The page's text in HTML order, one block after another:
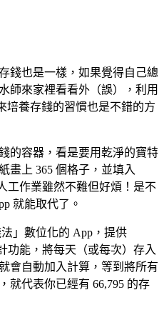
錢也是一樣，如果覺得自己總
師來家裡看看外（誤），利用
培養存錢的習慣也是不錯的方
的容器，看是要用乾淨的寶特
畫上 365 個格子，並填入
作業雖然不難但好煩！是不
就能取代了。
法」數位化的 App，提供
功能，將每天（或每次）存入
會自動加入計算，等到將所有
就代表你已經有 66,795 的存